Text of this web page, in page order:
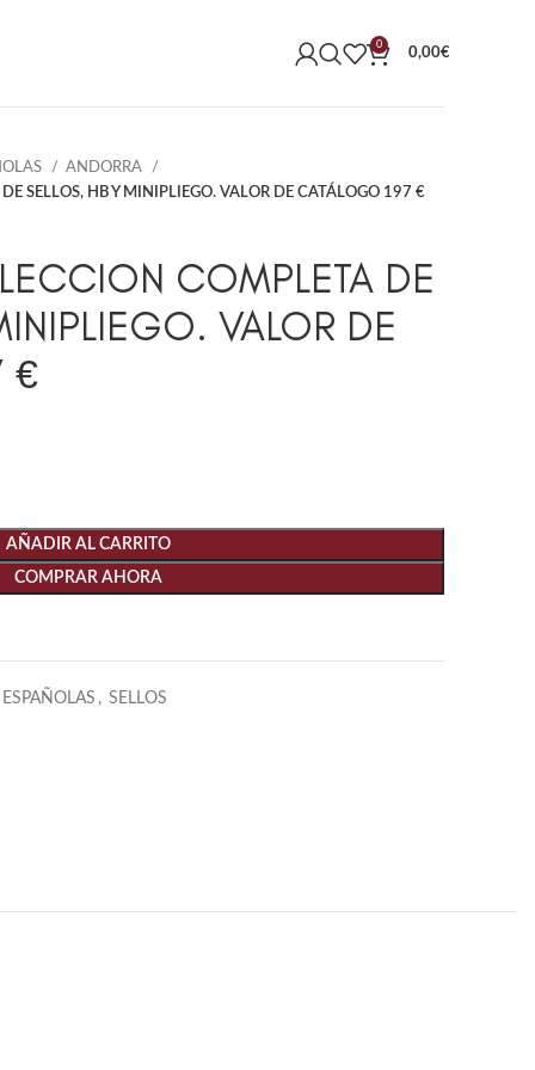
0
0,00€
ANDORRA
SELLOS, HB Y MINIPLIEGO. VALOR DE CATÁLOGO 197 €
COMPLETA DE
VALOR DE
€
AÑADIR AL CARRITO
COMPRAR AHORA
, SELLOS